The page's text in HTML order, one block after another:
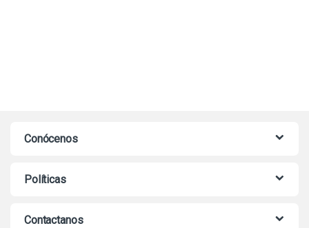
Conócenos
Políticas
Contactanos